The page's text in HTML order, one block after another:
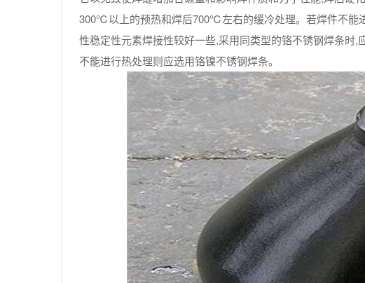
300℃以上的预热和焊后700℃左右的缓冷处理。若焊件不能
性稳定性元素焊接性较好一些,采用同类型的铬不锈钢焊条
不能进行热处理则应选用铬镍不锈钢焊条。